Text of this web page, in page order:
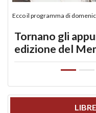
Ecco il programma di
Tornano gli
edizione del